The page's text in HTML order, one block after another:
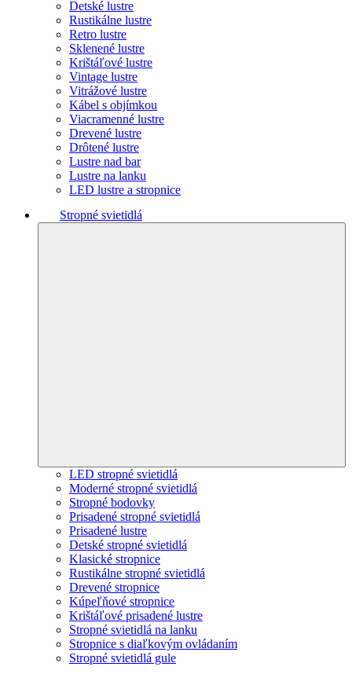
Detské lustre
Rustikálne lustre
Retro lustre
Sklenené lustre
Krištáľové lustre
Vintage lustre
Vitrážové lustre
Kábel s objímkou
Viacramenné lustre
Drevené lustre
Drôtené lustre
Lustre nad bar
Lustre na lanku
LED lustre a stropnice
Stropné svietidlá
LED stropné svietidlá
Moderné stropné svietidlá
Stropné bodovky
Prisadené stropné svietidlá
Prisadené lustre
Detské stropné svietidlá
Klasické stropnice
Rustikálne stropné svietidlá
Drevené stropnice
Kúpeľňové stropnice
Krištáľové prisadené lustre
Stropné svietidlá na lanku
Stropnice s diaľkovým ovládaním
Stropné svietidlá gule